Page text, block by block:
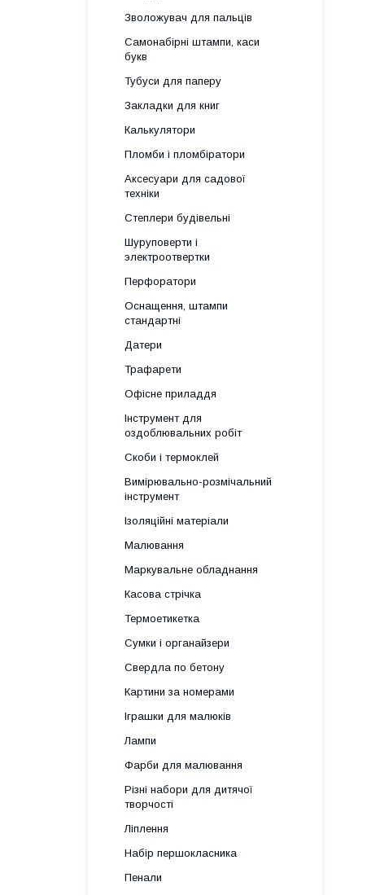
Зволожувач для пальців
Самонабірні штампи, каси
букв
Тубуси для паперу
Закладки для книг
Калькулятори
Пломби і пломбіратори
Аксесуари для садової
техніки
Степлери будівельні
Шуруповерти і
электроотвертки
Перфоратори
Оснащення, штампи
стандартні
Датери
Трафарети
Офісне приладдя
Інструмент для
оздоблювальних робіт
Скоби і термоклей
Вимірювально-розмічальний
інструмент
Ізоляційні матеріали
Малювання
Маркувальне обладнання
Касова стрічка
Термоетикетка
Сумки і органайзери
Свердла по бетону
Картини за номерами
Іграшки для малюків
Лампи
Фарби для малювання
Різні набори для дитячої
творчості
Ліплення
Набір першокласника
Пенали